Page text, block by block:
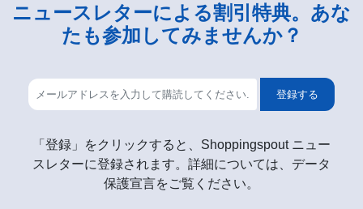
ニュースレターによる割引特典。あな
たも参加してみませんか？
登録する
「登録」をクリックすると、Shoppingspout ニュー
スレターに登録されます。詳細については、データ
保護宣言をご覧ください。